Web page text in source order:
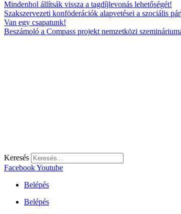
Mindenhol állítsák vissza a tagdíjlevonás lehetőségét!
Szakszervezeti konföderációk alapvetései a szociális
Van egy csapatunk!
Beszámoló a Compass projekt nemzetközi
Keresés
FacebookYoutube
Belépés
Belépés